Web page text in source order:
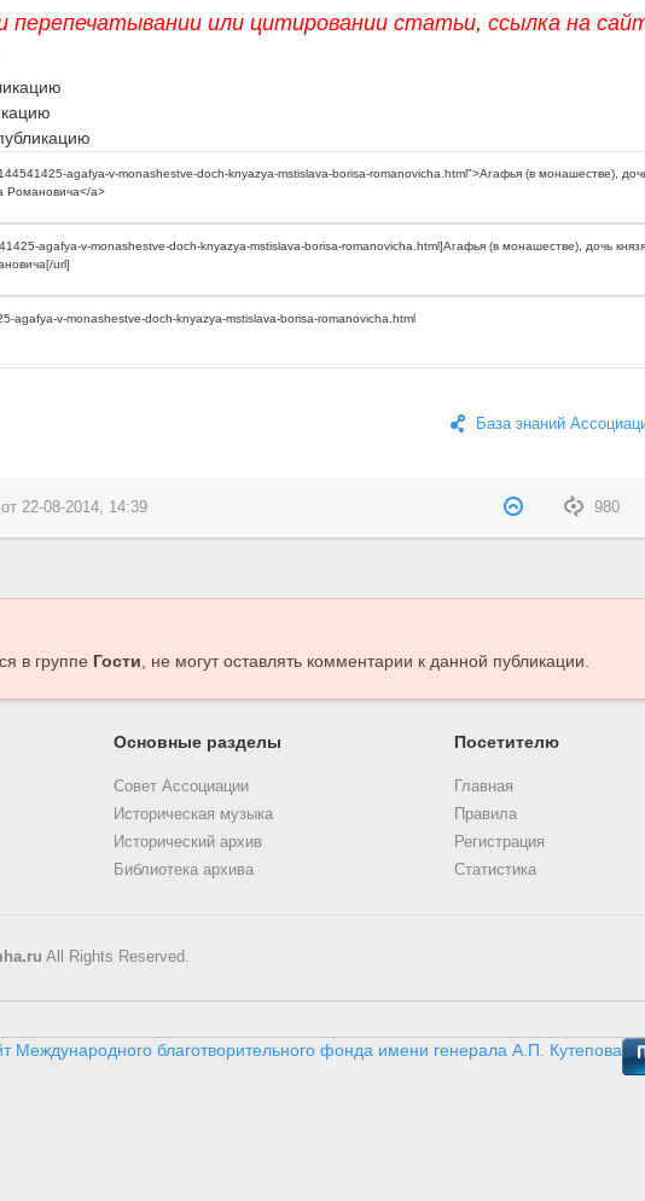
перепечатывании или цитировании статьи, ссылка на
База знаний
980
22-08-2014, 14:39
в группе Гости, не могут оставлять комментарии к данной публикации.
Основные разделы
Совет Ассоциации
Историческая музыка
Исторический архив
Библиотека архива
Посетителю
Главная
Правила
Регистрация
Статистика
All Rights Reserved.